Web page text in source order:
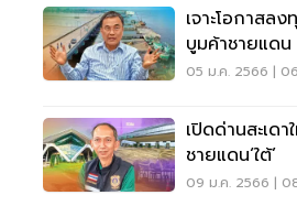
เจาะโอกาสล
บูมค้าชายแดน
05 ม.ค. 2566 |
เปิดด่านสะเด
ชายแดน‘ใต้’
09 ม.ค. 2566 |